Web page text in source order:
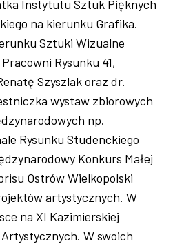
Instytutu Sztuk Pięknych
na kierunku Grafika.
Sztuki Wizualne
Rysunku 41,
Szyszlak oraz dr.
wystaw zbiorowych
np.
Rysunku Studenckiego
Konkurs Małej
Ostrów Wielkopolski
artystycznych. W
na XI Kazimierskiej
W swoich